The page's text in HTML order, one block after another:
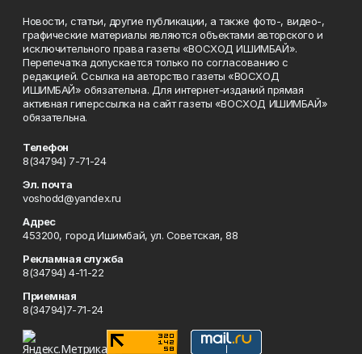
Новости, статьи, другие публикации, а также фото-, видео-,
графические материалы являются объектами авторского и
исключительного права газеты «ВОСХОД ИШИМБАЙ».
Перепечатка допускается только по согласованию с
редакцией. Ссылка на авторство газеты «ВОСХОД
ИШИМБАЙ» обязательна. Для интернет-изданий прямая
активная гиперссылка на сайт газеты «ВОСХОД ИШИМБАЙ»
обязательна.
Телефон
8(34794) 7-71-24
Эл. почта
voshodd@yandex.ru
Адрес
453200, город Ишимбай, ул. Советская, 88
Рекламная служба
8(34794) 4-11-22
Приемная
8(34794)7-71-24